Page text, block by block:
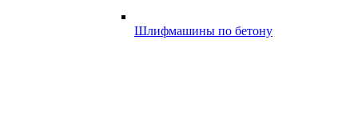
Шлифмашины по бетону